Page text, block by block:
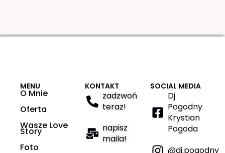
MENU
O Mnie
Oferta
Wasze Love
Story
Foto
KONTAKT
zadzwoń
teraz!
napisz
maila!
SOCIAL MEDIA
Dj
Pogodny
Krystian
Pogoda
@dj.pogodny